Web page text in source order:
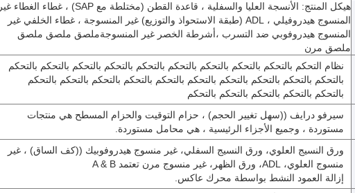
هيكل المنتج: الأنسجة العليا والسفلية ، قاعدة القطن (مختلطة مع SAP) ، غطاء الغطاء غير
المنسوج هيدروفيلي ، ADL (طبقة الاستحواذ والتوزيع) غير المنسوجة ، غطاء الخلفي غير
المنسوج هيدروفوبي ضد التسرب ،أشرطة الخصر غير المنسوجةملصق ملصق ملصق
ملصق مرن
نظام التحكم بالتحكم بالتحكم بالتحكم بالتحكم بالتحكم بالتحكم بالتحكم بالتحكم بالتحكم
بالتحكم بالتحكم بالتحكم بالتحكم بالتحكم بالتحكم بالتحكم بالتحكم بالتحكم بالتحكم
بالتحكم بالتحكم بالتحكم بالتحكم بالتحكم
سيرفو درايف ((سهل تغيير الحجم) ، حزام التوقيت والحزام المسطح هي منتجات
مستوردة ، وجميع الأجزاء الرئيسية ، هي محامل مستوردة.
ورق النسيج العلوي، ورق النسيج السفلي، غير منسوج هيدروفوبيك ((كف الساق) ، غير
منسوج العلوي، ADL، ورق الظهر، غير منسوج مرن تعتمد A & B
إزالة العمود النشط بواسطة محرك عاكس.